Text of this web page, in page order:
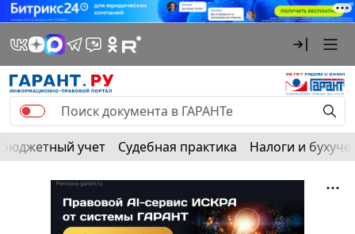
Бюджетный учет Судебная практика Налоги и